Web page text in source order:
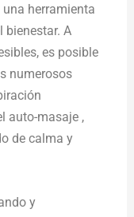
herramienta
bienestar. A
es posible
numerosos
auto-masaje ,
de calma y
y